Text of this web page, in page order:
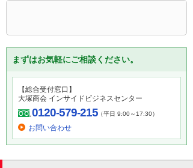
まずはお気軽にご相談ください。
【総合受付窓口】
大塚商会 インサイドビジネスセンター
0120-579-215（平日 9:00～17:30）
お問い合わせ